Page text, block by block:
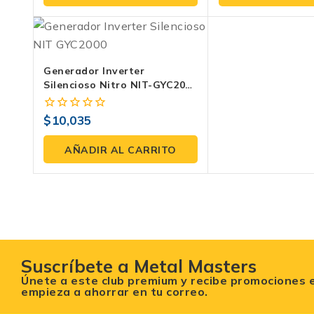
Generador Inverter
Silencioso Nitro NIT-GYC2000
2000W Eficiencia Y
Portabilidad En Energía Eco-
Amigable Silencioso
0
fuera
5
$10,035
AÑADIR AL CARRITO
Suscríbete a Metal Masters
Únete a este club premium y recibe promociones
empieza a ahorrar en tu correo.